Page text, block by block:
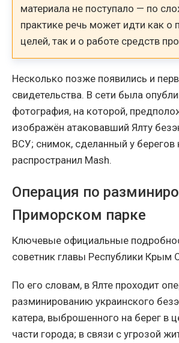
материала не поступало — по
практике речь может идти как о
целей, так и о работе средств
Несколько позже появились и
свидетельства. В сети была
фотография, на которой,
изображён атаковавший Ялту
ВСУ; снимок, сделанный у берегов
распространил Mash.
Операция по
Приморском парке
Ключевые официальные
советник главы Республики Крым
По его словам, в Ялте проходит
разминированию украинского
катера, выброшенного на берег в
части города; в связи с угрозой